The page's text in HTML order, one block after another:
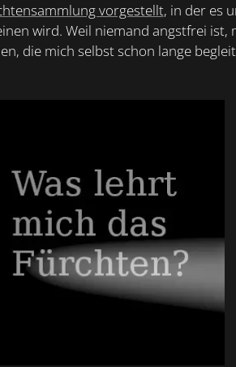
vorgestellt, in der es
wird. Weil niemand angstfrei ist,
die mich selbst schon lange